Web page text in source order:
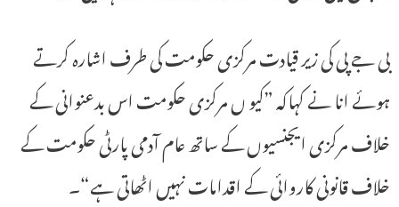
بی جے پی کی زیر قیادت مرکزی حکومت کی طرف اشارہ کرتے
ہوئے انا نے کہاکہ ”کیو ں مرکزی حکومت اس بدعنوانی کے
خلاف مرکزی ایجنسیوں کے ساتھ عام آدمی پارٹی حکومت کے
خلاف قانونی کاروائی کے اقدامات نہیں اٹھاتی ہے“۔